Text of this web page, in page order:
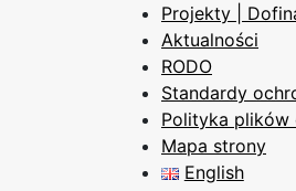
Projekty |
Aktualności
RODO
Standardy
Polityka plików
Mapa strony
English